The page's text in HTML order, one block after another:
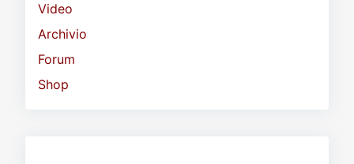
Video
Archivio
Forum
Shop